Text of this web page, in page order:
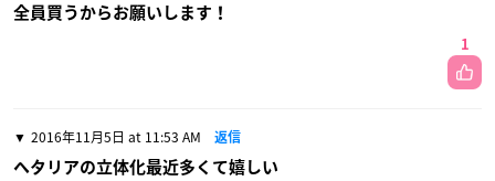
全員買うからお願いします！
1
2016年11月5日 at 11:53 AM 返信
ヘタリアの立体化最近多くて嬉しい